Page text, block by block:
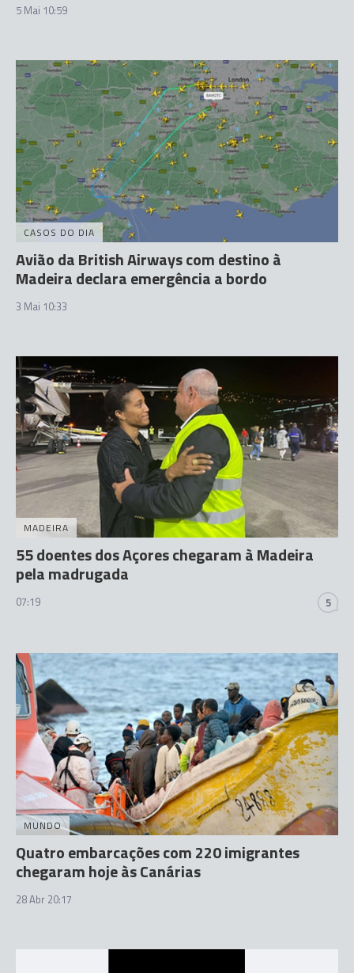
5 Mai 10:59
CASOS DO DIA
Avião da British Airways com destino à
Madeira declara emergência a bordo
3 Mai 10:33
MADEIRA
55 doentes dos Açores chegaram à Madeira
pela madrugada
07:19 5
MUNDO
Quatro embarcações com 220 imigrantes
chegaram hoje às Canárias
28 Abr 20:17